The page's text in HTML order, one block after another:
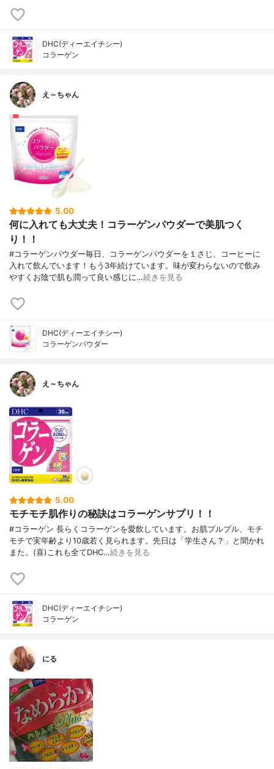
DHC(ディーエイチシー)
コラーゲン
え～ちゃん
5.00
何に入れても大丈夫！コラーゲンパウダーで美肌つく
り！！
#コラーゲンパウダー毎日、コラーゲンパウダーを１さじ、コーヒーに
入れて飲んでいます！もう3年続けています。味が変わらないので飲み
やすくお陰で肌も潤って良い感じに…続きを見る
DHC(ディーエイチシー)
コラーゲンパウダー
え～ちゃん
5.00
モチモチ肌作りの秘訣はコラーゲンサプリ！！
#コラーゲン 長らくコラーゲンを愛飲しています。お肌プルプル、モチ
モチで実年齢より10歳若く見られます。先日は「学生さん？」と聞かれ
また。(喜)これも全てDHC…続きを見る
DHC(ディーエイチシー)
コラーゲン
にる